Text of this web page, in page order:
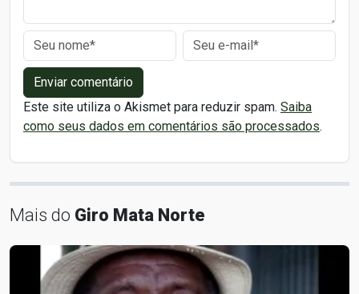
Enviar comentário
Este site utiliza o Akismet para reduzir spam. Saiba
como seus dados em comentários são processados.
Mais do Giro Mata Norte